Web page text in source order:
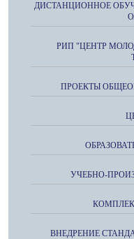
ДИСТАНЦИОННОЕ
РИП "ЦЕНТР
ПРОЕКТЫ
УЧЕБНО-
ВНЕДРЕНИЕ